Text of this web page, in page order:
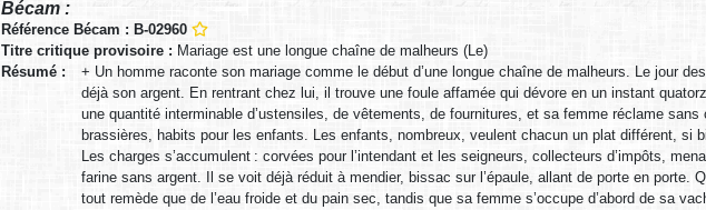
Bécam :
Référence Bécam : B-02960
Titre critique provisoire : Mariage est une longue chaîne de malheurs (Le)
Résumé :
+ Un homme raconte son mariage comme le début d’une longue chaîne de malheurs. Le jour
déjà son argent. En rentrant chez lui, il trouve une foule affamée qui dévore en un instant
une quantité interminable d’ustensiles, de vêtements, de fournitures, et sa femme réclame
brassières, habits pour les enfants. Les enfants, nombreux, veulent chacun un plat différent, si
Les charges s’accumulent : corvées pour l’intendant et les seigneurs, collecteurs d’impôts,
farine sans argent. Il se voit déjà réduit à mendier, bissac sur l’épaule, allant de porte en porte.
tout remède que de l’eau froide et du pain sec, tandis que sa femme s’occupe d’abord de sa